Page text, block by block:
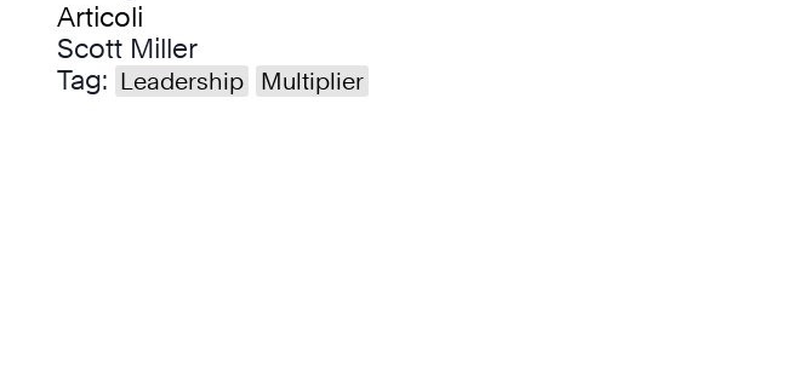
Articoli
Scott Miller
Tag: Leadership Multiplier